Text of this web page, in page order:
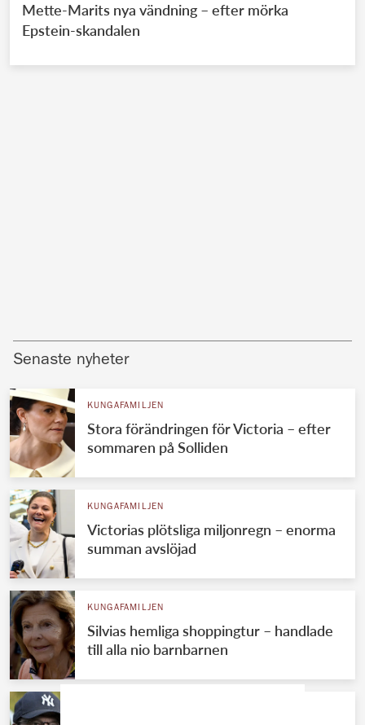
Mette-Marits nya vändning – efter mörka
Epstein-skandalen
Senaste nyheter
KUNGAFAMILJEN
Stora förändringen för Victoria – efter
sommaren på Solliden
KUNGAFAMILJEN
Victorias plötsliga miljonregn – enorma
summan avslöjad
KUNGAFAMILJEN
Silvias hemliga shoppingtur – handlade
till alla nio barnbarnen